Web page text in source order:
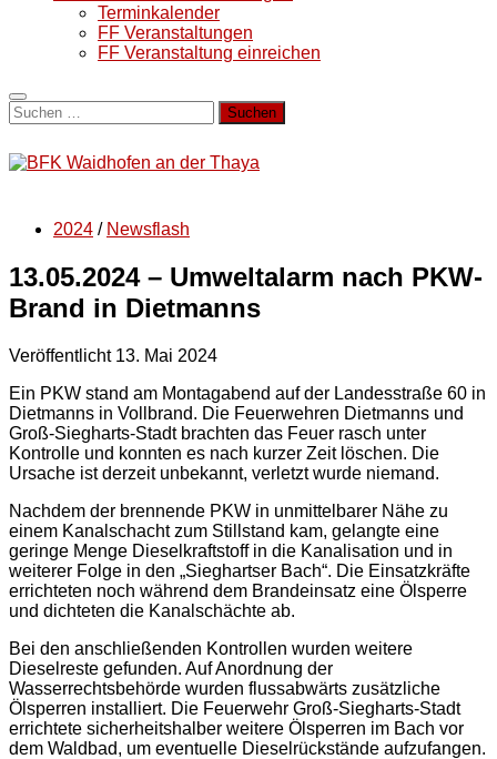
Terminkalender
FF Veranstaltungen
FF Veranstaltung einreichen
Suchen
nach:
2024 / Newsflash
13.05.2024 – Umweltalarm nach PKW-
Brand in Dietmanns
Veröffentlicht 13. Mai 2024
Ein PKW stand am Montagabend auf der Landesstraße 60 in
Dietmanns in Vollbrand. Die Feuerwehren Dietmanns und
Groß-Siegharts-Stadt brachten das Feuer rasch unter
Kontrolle und konnten es nach kurzer Zeit löschen. Die
Ursache ist derzeit unbekannt, verletzt wurde niemand.
Nachdem der brennende PKW in unmittelbarer Nähe zu
einem Kanalschacht zum Stillstand kam, gelangte eine
geringe Menge Dieselkraftstoff in die Kanalisation und in
weiterer Folge in den „Sieghartser Bach“. Die Einsatzkräfte
errichteten noch während dem Brandeinsatz eine Ölsperre
und dichteten die Kanalschächte ab.
Bei den anschließenden Kontrollen wurden weitere
Dieselreste gefunden. Auf Anordnung der
Wasserrechtsbehörde wurden flussabwärts zusätzliche
Ölsperren installiert. Die Feuerwehr Groß-Siegharts-Stadt
errichtete sicherheitshalber weitere Ölsperren im Bach vor
dem Waldbad, um eventuelle Dieselrückstände aufzufangen.